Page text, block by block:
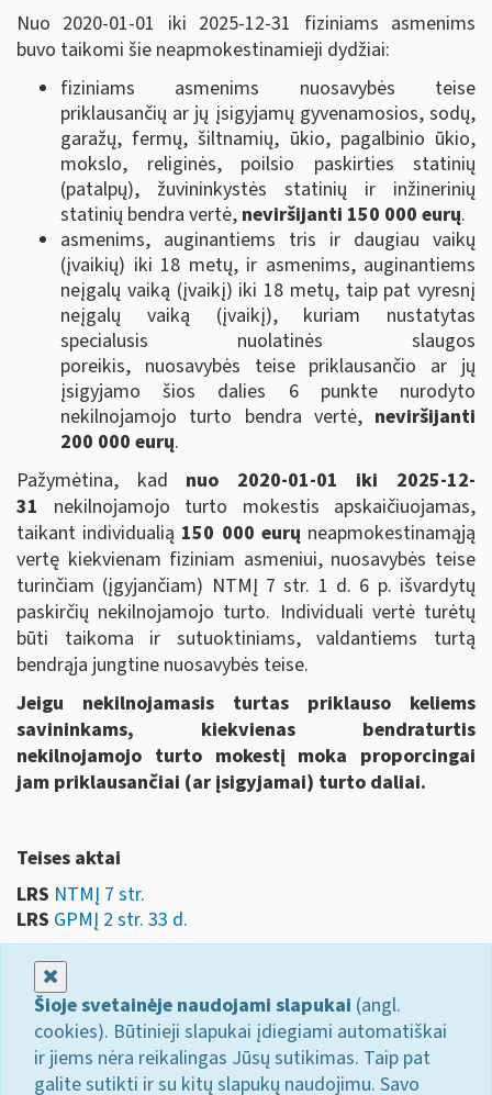
Nuo 2020-01-01 iki 2025-12-31 fiziniams asmenims
buvo taikomi šie neapmokestinamieji dydžiai:
fiziniams asmenims nuosavybės teise
priklausančių ar jų įsigyjamų gyvenamosios, sodų,
garažų, fermų, šiltnamių, ūkio, pagalbinio ūkio,
mokslo, religinės, poilsio paskirties statinių
(patalpų), žuvininkystės statinių ir inžinerinių
statinių bendra vertė, neviršijanti 150 000 eurų.
asmenims, auginantiems tris ir daugiau vaikų
(įvaikių) iki 18 metų, ir asmenims, auginantiems
neįgalų vaiką (įvaikį) iki 18 metų, taip pat vyresnį
neįgalų vaiką (įvaikį), kuriam nustatytas
specialusis nuolatinės slaugos
poreikis, nuosavybės teise priklausančio ar jų
įsigyjamo šios dalies 6 punkte nurodyto
nekilnojamojo turto bendra vertė, neviršijanti
200 000 eurų.
Pažymėtina, kad nuo 2020-01-01 iki 2025-12-
31 nekilnojamojo turto mokestis apskaičiuojamas,
taikant individualią 150 000 eurų neapmokestinamąją
vertę kiekvienam fiziniam asmeniui, nuosavybės teise
turinčiam (įgyjančiam) NTMĮ 7 str. 1 d. 6 p. išvardytų
paskirčių nekilnojamojo turto. Individuali vertė turėtų
būti taikoma ir sutuoktiniams, valdantiems turtą
bendrąja jungtine nuosavybės teise.
Jeigu nekilnojamasis turtas priklauso keliems
savininkams, kiekvienas bendraturtis
nekilnojamojo turto mokestį moka proporcingai
jam priklausančiai (ar įsigyjamai) turto daliai.
Teises aktai
LRS NTMĮ 7 str.
LRS GPMĮ 2 str. 33 d.
Šioje svetainėje naudojami slapukai (angl.
cookies). Būtinieji slapukai įdiegiami automatiškai
ir jiems nėra reikalingas Jūsų sutikimas. Taip pat
galite sutikti ir su kitų slapukų naudojimu. Savo